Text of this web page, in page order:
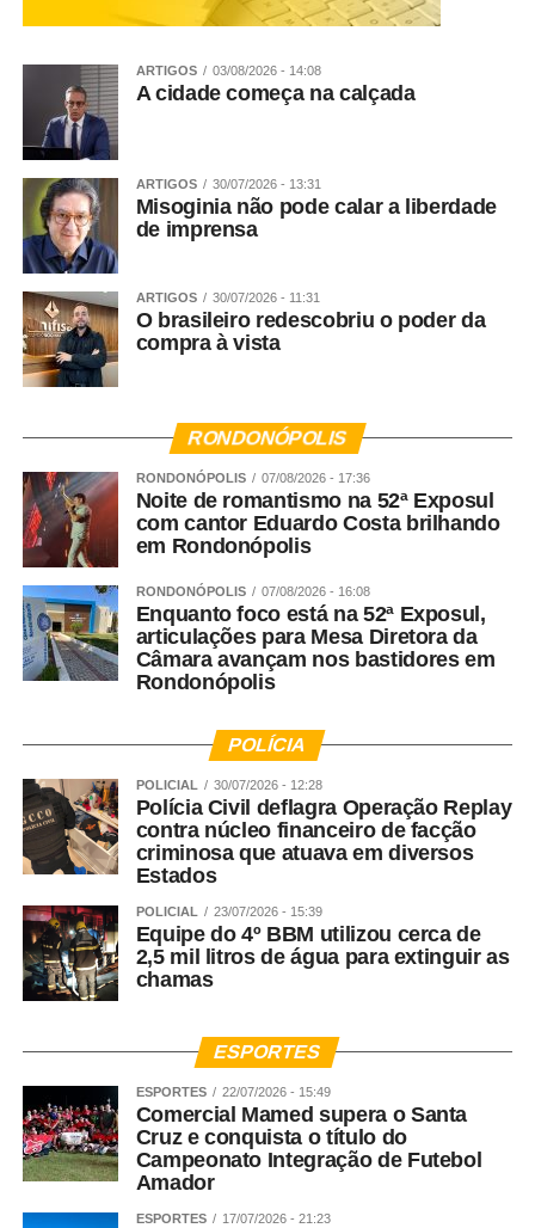
ARTIGOS 03/08/2026 - 14:08
A cidade começa na calçada
ARTIGOS 30/07/2026 - 13:31
Misoginia não pode calar a liberdade
de imprensa
ARTIGOS 30/07/2026 - 11:31
O brasileiro redescobriu o poder da
compra à vista
RONDONÓPOLIS
RONDONÓPOLIS 07/08/2026 - 17:36
Noite de romantismo na 52ª Exposul
com cantor Eduardo Costa brilhando
em Rondonópolis
RONDONÓPOLIS 07/08/2026 - 16:08
Enquanto foco está na 52ª Exposul,
articulações para Mesa Diretora da
Câmara avançam nos bastidores em
Rondonópolis
POLÍCIA
POLICIAL 30/07/2026 - 12:28
Polícia Civil deflagra Operação Replay
contra núcleo financeiro de facção
criminosa que atuava em diversos
Estados
POLICIAL 23/07/2026 - 15:39
Equipe do 4º BBM utilizou cerca de
2,5 mil litros de água para extinguir as
chamas
ESPORTES
ESPORTES 22/07/2026 - 15:49
Comercial Mamed supera o Santa
Cruz e conquista o título do
Campeonato Integração de Futebol
Amador
ESPORTES 17/07/2026 - 21:23